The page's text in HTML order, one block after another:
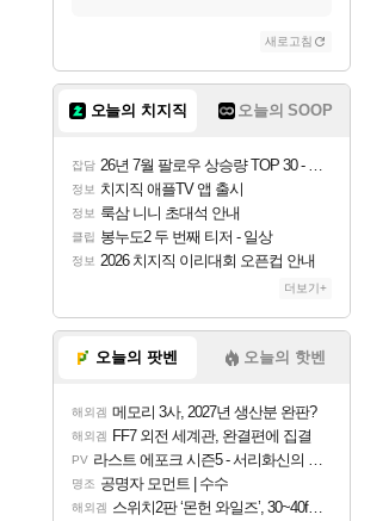
새로고침
오늘의 치지직 오늘의 SOOP
잡담 26년 7월 팔로우 상승량 TOP 30 - 월간 치지직
정보 치지직 애플TV 앱 출시
정보 룩삼 니니 초대석 안내
클립 봉누도2 두 번째 티저 - 일상
정보 2026 치지직 이리대회 오픈컵 안내
더보기+
오늘의 팟벤 오늘의 핫벤
해외겜 메모리 3사, 2027년 생산분 완판?
해외겜 FF7 외전 세계관, 완결편에 집결
PV 라스트 에포크 시즌5 - 서리화신의 분노 티저
명조 공명자 모먼트 | 수수
해외겜 스위치2판 ‘몬헌 와일즈’, 30~40fps 목표 추정